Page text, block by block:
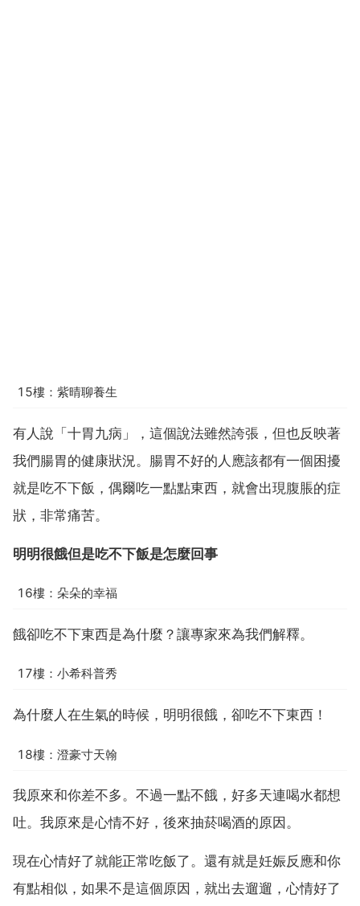
15樓：紫晴聊養生
有人說「十胃九病」，這個說法雖然誇張，但也反映著
我們腸胃的健康狀況。腸胃不好的人應該都有一個困擾
就是吃不下飯，偶爾吃一點點東西，就會出現腹脹的症
狀，非常痛苦。
明明很餓但是吃不下飯是怎麼回事
16樓：朵朵的幸福
餓卻吃不下東西是為什麼？讓專家來為我們解釋。
17樓：小希科普秀
為什麼人在生氣的時候，明明很餓，卻吃不下東西！
18樓：澄豪寸天翰
我原來和你差不多。不過一點不餓，好多天連喝水都想
吐。我原來是心情不好，後來抽菸喝酒的原因。
現在心情好了就能正常吃飯了。還有就是妊娠反應和你
有點相似，如果不是這個原因，就出去遛遛，心情好了